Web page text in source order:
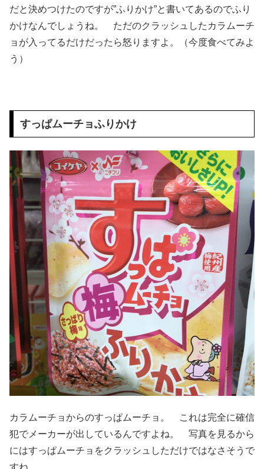
だと決めつけたのですが”ふりかけ”と書いてあるのでふり
かけなんでしょうね。 ただのクラッシュしたカラムーチ
ョが入ってるだけだったら怒りますよ。（今度食べてみよ
う）
すっぱムーチョふりかけ
カラムーチョからのすっぱムーチョ。 これは完全に確信
犯でメーカーが出しているんですよね。 写真を見るから
にはすっぱムーチョをクラッシュしただけではなさそうで
すね。